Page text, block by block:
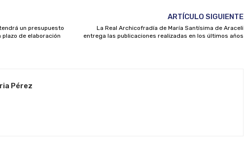
un presupuesto
de elaboración
ARTÍCULO SIGUIENTE
La Real Archicofradía de María Santísima de Araceli
entrega las publicaciones realizadas en los últimos años
Pérez